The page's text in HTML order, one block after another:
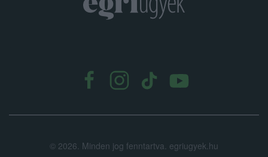
© 2026. Minden jog fenntartva. egriugyek.hu